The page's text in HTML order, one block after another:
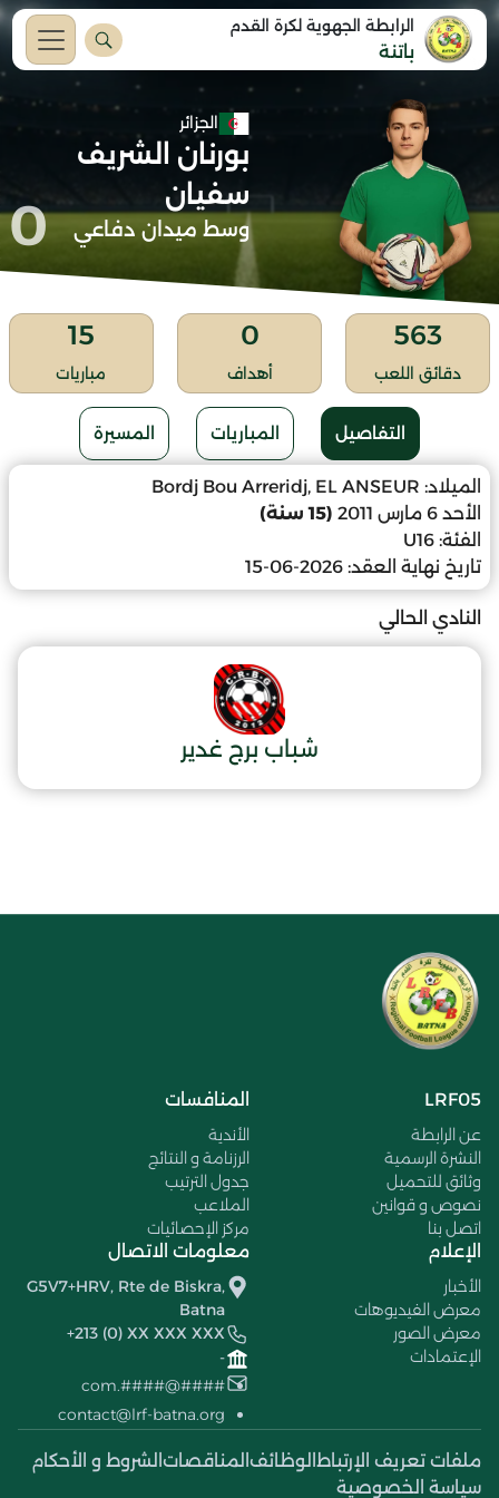
الرابطة الجهوية لكرة القدم
باتنة
الجزائر
بورنان الشريف
سفيان
وسط ميدان دفاعي 0
563
دقائق اللعب
0
أهداف
15
مباريات
التفاصيل المباريات المسيرة
الميلاد: Bordj Bou Arreridj, EL ANSEUR
الأحد 6 مارس 2011
(15 سنة)
الفئة: U16
تاريخ نهاية العقد: 2026-06-15
النادي الحالي
شباب برج غدير
LRF05
عن الرابطة
النشرة الرسمية
وثائق للتحميل
نصوص و قوانين
اتصل بنا
المنافسات
الأندية
الرزنامة و النتائج
جدول الترتيب
الملاعب
مركز الإحصائيات
الإعلام
الأخبار
معرض الفيديوهات
معرض الصور
الإعتمادات
معلومات الاتصال
G5V7+HRV, Rte de Biskra,
Batna
+213 (0) XX XXX XXX
-
####@####.com
contact@lrf-batna.org
ملفات تعريف الإرتباط الوظائف المناقصات الشروط و الأحكام
سياسة الخصوصية